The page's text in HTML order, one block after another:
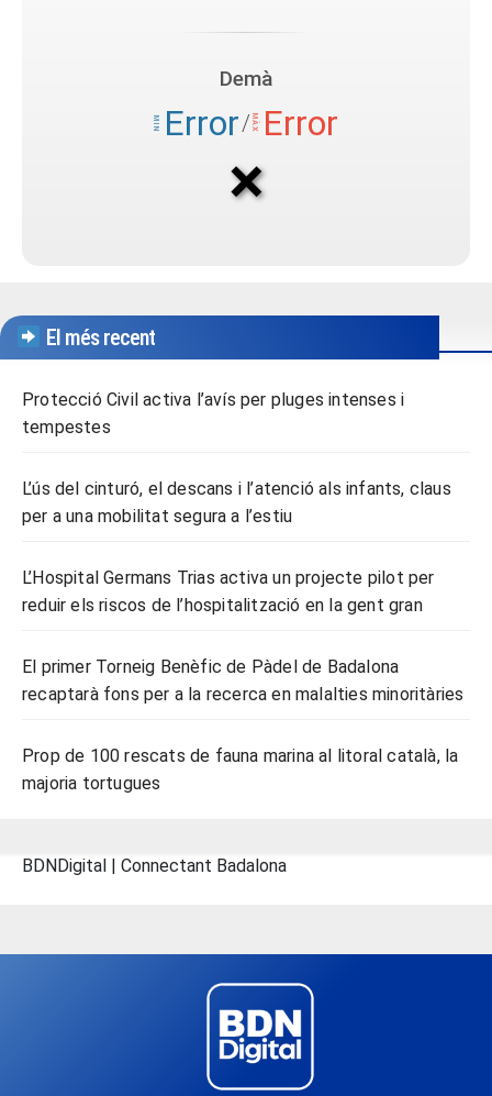
El més recent
Protecció Civil activa l’avís per pluges intenses i
tempestes
L’ús del cinturó, el descans i l’atenció als infants, claus
per a una mobilitat segura a l’estiu
L’Hospital Germans Trias activa un projecte pilot per
reduir els riscos de l’hospitalització en la gent gran
El primer Torneig Benèfic de Pàdel de Badalona
recaptarà fons per a la recerca en malalties minoritàries
Prop de 100 rescats de fauna marina al litoral català, la
majoria tortugues
BDNDigital | Connectant Badalona